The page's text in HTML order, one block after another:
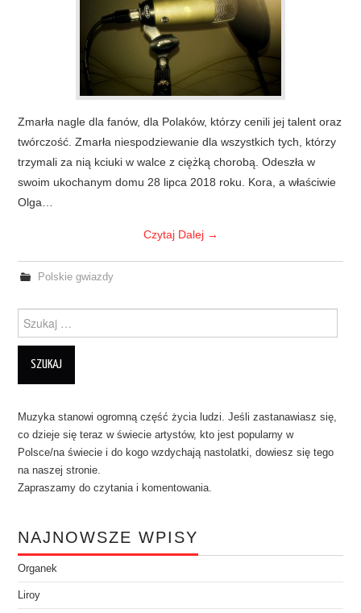
Zmarła nagle dla fanów, dla Polaków, którzy cenili jej talent oraz
twórczość. Zmarła niespodziewanie dla wszystkich tych, którzy
trzymali za nią kciuki w walce z ciężką chorobą. Odeszła w
swoim ukochanym domu 28 lipca 2018 roku. Kora, a właściwie
Olga…
Czytaj Dalej →
Polskie gwiazdy
Szukanie dla:
Muzyka stanowi ogromną część życia ludzi. Jeśli zastanawiasz się,
co dzieje się teraz w świecie artystów, kto jest popularny w
Polsce/na świecie i do kogo wzdychają nastolatki, dowiesz się tego
na naszej stronie.
Zapraszamy do czytania i komentowania.
NAJNOWSZE WPISY
Organek
Liroy